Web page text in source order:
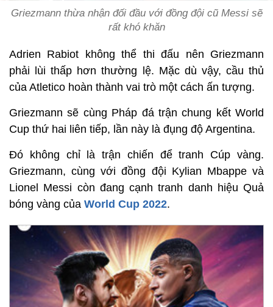
Griezmann thừa nhận đối đầu với đồng đội cũ Messi sẽ
rất khó khăn
Adrien Rabiot không thể thi đấu nên Griezmann
phải lùi thấp hơn thường lệ. Mặc dù vậy, cầu thủ
của Atletico hoàn thành vai trò một cách ấn tượng.
Griezmann sẽ cùng Pháp đá trận chung kết World
Cup thứ hai liên tiếp, lần này là đụng độ Argentina.
Đó không chỉ là trận chiến để tranh Cúp vàng.
Griezmann, cùng với đồng đội Kylian Mbappe và
Lionel Messi còn đang cạnh tranh danh hiệu Quả
bóng vàng của World Cup 2022.